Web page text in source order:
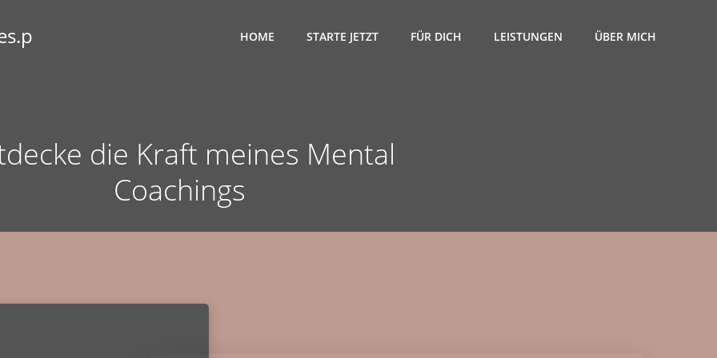
HOME STARTE JETZT FÜR DICH LEISTUNGEN ÜBER MICH
die Kraft meines Mental
Coachings